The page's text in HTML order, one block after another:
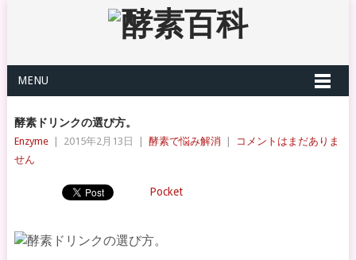
MENU
酵素ドリンクの選び方。
Enzyme 2015年2月13日 酵素で悩み解消
コメントはまだありま
せん
Pocket